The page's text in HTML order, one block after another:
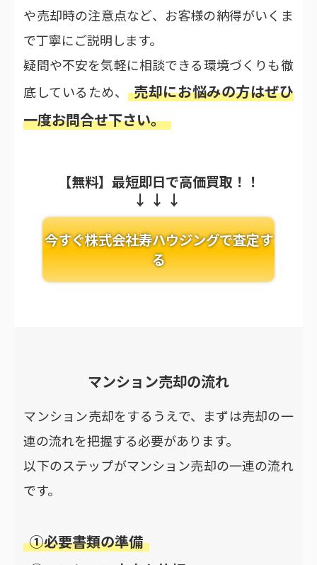
や売却時の注意点など、お客様の納得がいくま
で丁寧にご説明します。
疑問や不安を気軽に相談できる環境づくりも徹
底しているため、
売却にお悩みの方はぜひ
一度お問合せ下さい。
【無料】最短即日で高価買取！！
今すぐ株式会社寿ハウジングで査定す
る
マンション売却の流れ
マンション売却をするうえで、まずは売却の一
連の流れを把握する必要があります。
以下のステップがマンション売却の一連の流れ
です。
①必要書類の準備